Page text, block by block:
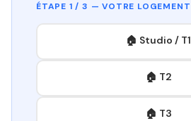
ÉTAPE 1 / 3 — VOTRE LOGEMENT
🏠 Studio / T1
🏠 T2
🏠 T3